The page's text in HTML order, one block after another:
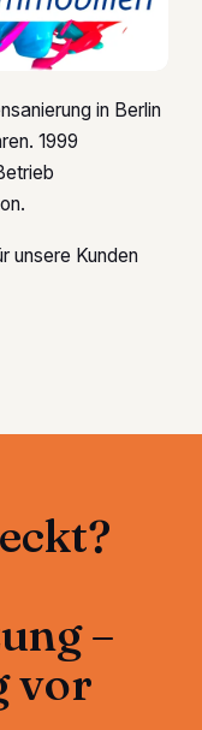
in Berlin
1999
unsere Kunden
–
vor